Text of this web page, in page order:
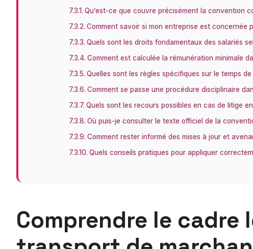
Qu’est-ce que couvre précisément la convention
Comment savoir si mon entreprise est concernée
Quels sont les droits fondamentaux des salariés
Comment est calculée la rémunération minimale
Quelles sont les règles spécifiques sur le temps
Comment se passe une procédure disciplinaire
Quels sont les recours possibles en cas de litige
Où puis-je consulter le texte officiel de la
Comment rester informé des mises à jour et
Quels conseils pratiques pour appliquer
Comprendre le